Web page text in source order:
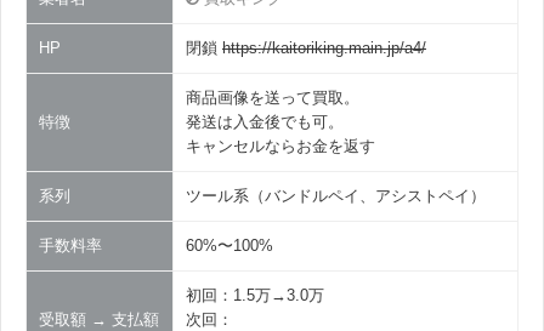
HP 閉鎖 https://kaitoriking.main.jp/a4/
特徴
商品画像を送って買取。
発送は入金後でも可。
キャンセルならお金を返す
系列 ツール系（バンドルペイ、アシストペイ）
手数料率 60%〜100%
受取額 → 支払額
初回：1.5万→3.0万
次回：